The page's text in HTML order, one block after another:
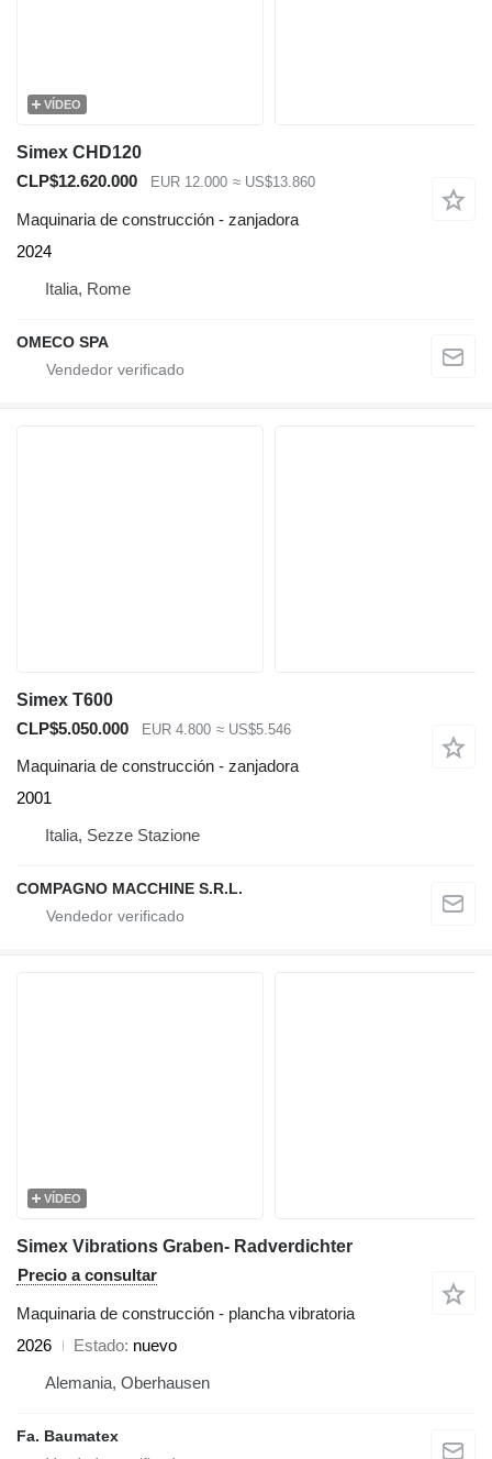
VÍDEO
Simex CHD120
CLP$12.620.000
EUR 12.000 ≈ US$13.860
Maquinaria de construcción - zanjadora
2024
Italia, Rome
OMECO SPA
Simex T600
CLP$5.050.000
EUR 4.800 ≈ US$5.546
Maquinaria de construcción - zanjadora
2001
Italia, Sezze Stazione
COMPAGNO MACCHINE S.R.L.
VÍDEO
Simex Vibrations Graben- Radverdichter
Precio a consultar
Maquinaria de construcción - plancha vibratoria
2026
Estado nuevo
Alemania, Oberhausen
Fa. Baumatex